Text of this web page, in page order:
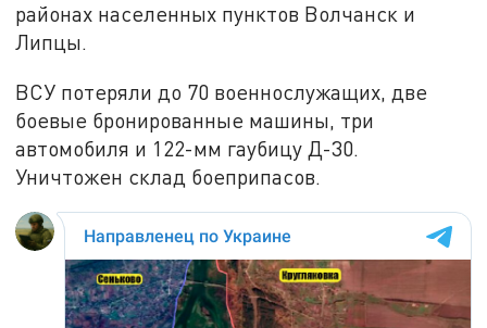
районах населенных пунктов Волчанск и
Липцы.
ВСУ потеряли до 70 военнослужащих, две
боевые бронированные машины, три
автомобиля и 122-мм гаубицу Д-30.
Уничтожен склад боеприпасов.